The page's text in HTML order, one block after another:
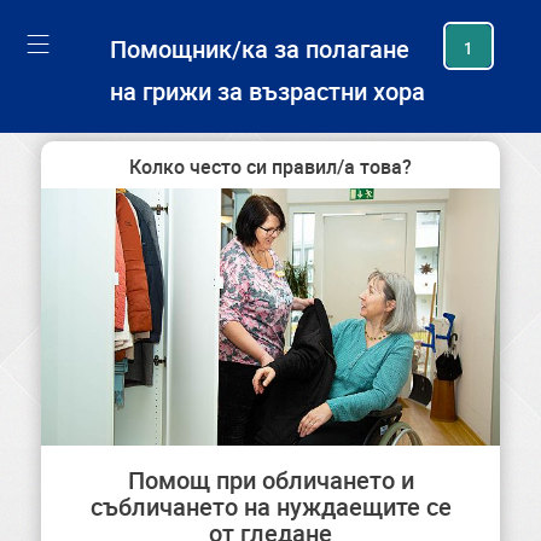
Помощник/ка за полагане
на грижи за възрастни хора
1
Колко често си правил/а това?
Помощ при обличането и
събличането на нуждаещите се
от гледане